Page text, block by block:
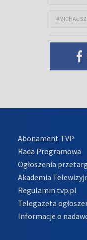
#MICHAŁ
Abonament TVP
Rada Programowa
Ogłoszenia
Akademia
Regulamin tvp.pl
Telegazeta
Informacje o